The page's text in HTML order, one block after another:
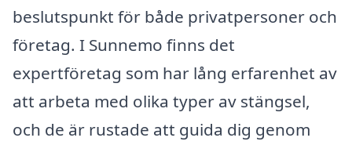
beslutspunkt för både privatpersoner och
företag. I Sunnemo finns det
expertföretag som har lång erfarenhet av
att arbeta med olika typer av stängsel,
och de är rustade att guida dig genom